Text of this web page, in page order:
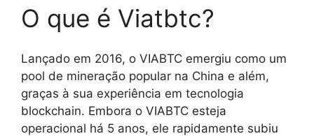
O que é Viatbtc?
Lançado em 2016, o VIABTC emergiu como um
pool de mineração popular na China e além,
graças à sua experiência em tecnologia
blockchain. Embora o VIABTC esteja
operacional há 5 anos, ele rapidamente subiu